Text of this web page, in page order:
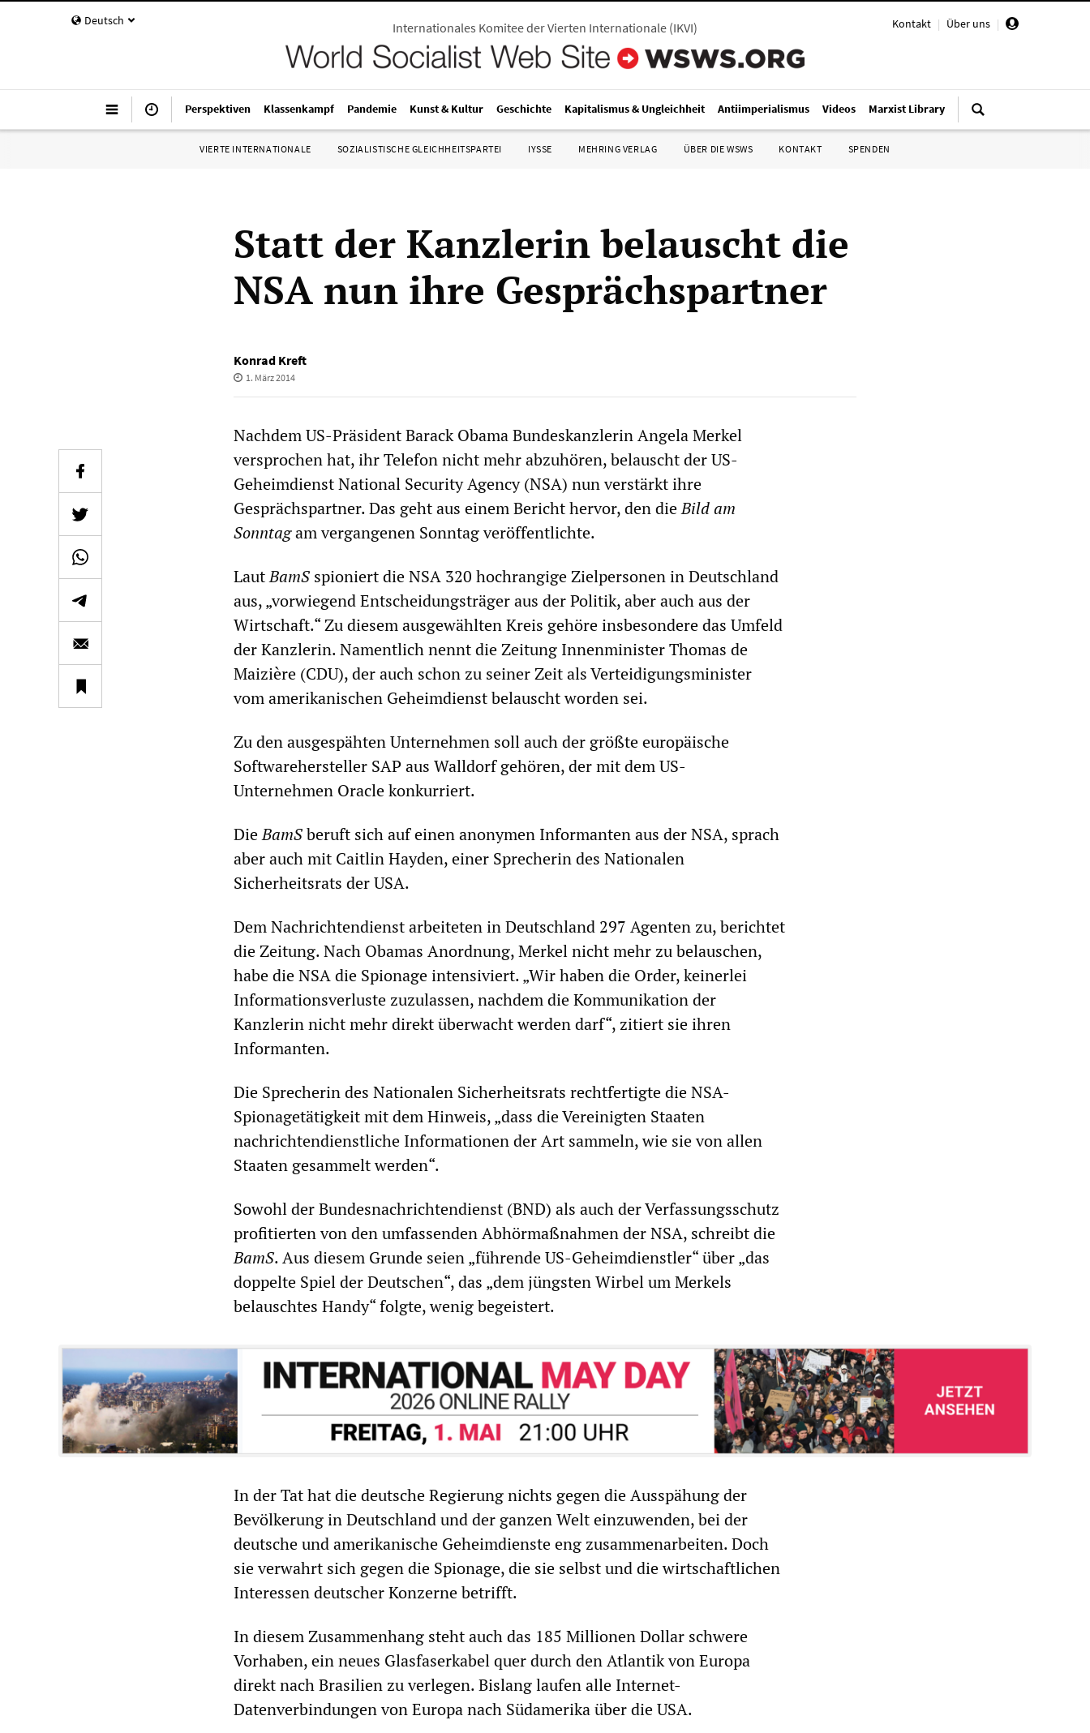
Deutsch Kontakt | Über uns |
Internationales Komitee der Vierten Internationale (IKVI)
Perspektiven Klassenkampf Pandemie Kunst & Kultur Geschichte Kapitalismus & Ungleichheit Antiimperialismus Videos Marxist Library
VIERTE INTERNATIONALE SOZIALISTISCHE GLEICHHEITSPARTEI IYSSE MEHRING VERLAG ÜBER DIE WSWS KONTAKT SPENDEN
Statt der Kanzlerin belauscht die
NSA nun ihre Gesprächspartner
Konrad Kreft
1. März 2014
Nachdem US-Präsident Barack Obama Bundeskanzlerin Angela Merkel
versprochen hat, ihr Telefon nicht mehr abzuhören, belauscht der US-
Geheimdienst National Security Agency (NSA) nun verstärkt ihre
Gesprächspartner. Das geht aus einem Bericht hervor, den dieBild am
Sonntagam vergangenen Sonntag veröffentlichte.
LautBamS spioniert die NSA 320 hochrangige Zielpersonen in Deutschland
aus, „vorwiegend Entscheidungsträger aus der Politik, aber auch aus der
Wirtschaft.“ Zu diesem ausgewählten Kreis gehöre insbesondere das Umfeld
der Kanzlerin. Namentlich nennt die Zeitung Innenminister Thomas de
Maizière (CDU), der auch schon zu seiner Zeit als Verteidigungsminister
vom amerikanischen Geheimdienst belauscht worden sei.
Zu den ausgespähten Unternehmen soll auch der größte europäische
Softwarehersteller SAP aus Walldorf gehören, der mit dem US-
Unternehmen Oracle konkurriert.
DieBamSberuft sich auf einen anonymen Informanten aus der NSA, sprach
aber auch mit Caitlin Hayden, einer Sprecherin des Nationalen
Sicherheitsrats der USA.
Dem Nachrichtendienst arbeiteten in Deutschland 297 Agenten zu, berichtet
die Zeitung. Nach Obamas Anordnung, Merkel nicht mehr zu belauschen,
habe die NSA die Spionage intensiviert. „Wir haben die Order, keinerlei
Informationsverluste zuzulassen, nachdem die Kommunikation der
Kanzlerin nicht mehr direkt überwacht werden darf“, zitiert sie ihren
Informanten.
Die Sprecherin des Nationalen Sicherheitsrats rechtfertigte die NSA-
Spionagetätigkeit mit dem Hinweis, „dass die Vereinigten Staaten
nachrichtendienstliche Informationen der Art sammeln, wie sie von allen
Staaten gesammelt werden“.
Sowohl der Bundesnachrichtendienst (BND) als auch der Verfassungsschutz
profitierten von den umfassenden Abhörmaßnahmen der NSA, schreibt die
BamS. Aus diesem Grunde seien „führende US-Geheimdienstler“ über „das
doppelte Spiel der Deutschen“, das „dem jüngsten Wirbel um Merkels
belauschtes Handy“ folgte, wenig begeistert.
In der Tat hat die deutsche Regierung nichts gegen die Ausspähung der
Bevölkerung in Deutschland und der ganzen Welt einzuwenden, bei der
deutsche und amerikanische Geheimdienste eng zusammenarbeiten. Doch
sie verwahrt sich gegen die Spionage, die sie selbst und die wirtschaftlichen
Interessen deutscher Konzerne betrifft.
In diesem Zusammenhang steht auch das 185 Millionen Dollar schwere
Vorhaben, ein neues Glasfaserkabel quer durch den Atlantik von Europa
direkt nach Brasilien zu verlegen. Bislang laufen alle Internet-
Datenverbindungen von Europa nach Südamerika über die USA.